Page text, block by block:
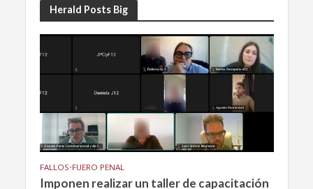
Herald Posts Big
FALLOS•FUERO PENAL
Imponen realizar un taller de capacitación